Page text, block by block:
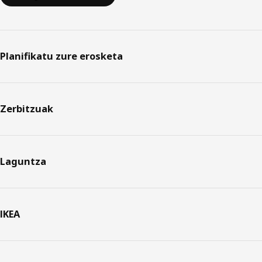
Planifikatu zure erosketa
Zerbitzuak
Laguntza
IKEA